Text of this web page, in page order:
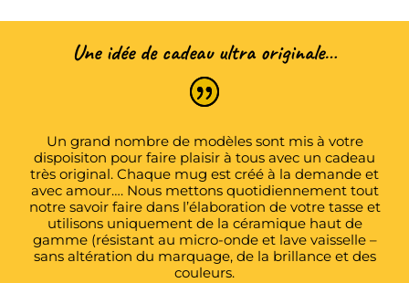
Une idée de cadeau ultra originale…
Un grand nombre de modèles sont mis à votre
dispoisiton pour faire plaisir à tous avec un cadeau
très original. Chaque mug est créé à la demande et
avec amour…. Nous mettons quotidiennement tout
notre savoir faire dans l’élaboration de votre tasse et
utilisons uniquement de la céramique haut de
gamme (résistant au micro-onde et lave vaisselle –
sans altération du marquage, de la brillance et des
couleurs.